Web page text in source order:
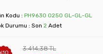
Kodu : PH9630 0250 GL-GL-GL
Durumu : Son 2 Adet
10
3.414,38TL